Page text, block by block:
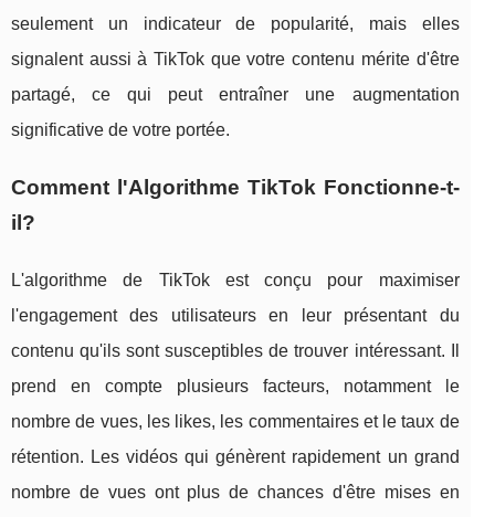
seulement un indicateur de popularité, mais elles
signalent aussi à TikTok que votre contenu mérite d'être
partagé, ce qui peut entraîner une augmentation
significative de votre portée.
Comment l'Algorithme TikTok Fonctionne-t-
il?
L'algorithme de TikTok est conçu pour maximiser
l'engagement des utilisateurs en leur présentant du
contenu qu'ils sont susceptibles de trouver intéressant. Il
prend en compte plusieurs facteurs, notamment le
nombre de vues, les likes, les commentaires et le taux de
rétention. Les vidéos qui génèrent rapidement un grand
nombre de vues ont plus de chances d'être mises en